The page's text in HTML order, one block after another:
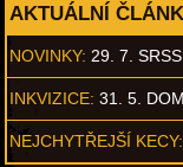
AKTUÁLNÍ
NOVINKY: 29. 7.
INKVIZICE: 31. 5.
NEJCHYTŘEJŠÍ KECY: